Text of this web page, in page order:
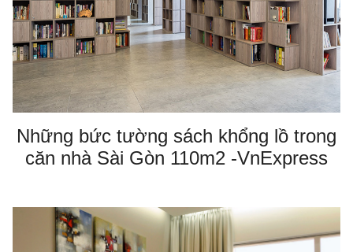
Những bức tường sách khổng lồ trong
căn nhà Sài Gòn 110m2 -VnExpress